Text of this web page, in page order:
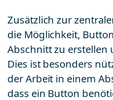
Zusätzlich zur
die Möglichkeit,
Abschnitt zu erstellen
Dies ist besonders
der Arbeit in einem
dass ein Button